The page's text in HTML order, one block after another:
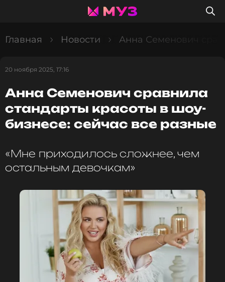
Главная Новости Анна Семенович
20 ноября 2025, 17:16
Анна Семенович сравнила
стандарты красоты в шоу-
бизнесе: сейчас все разные
«Мне приходилось сложнее, чем
остальным девочкам»